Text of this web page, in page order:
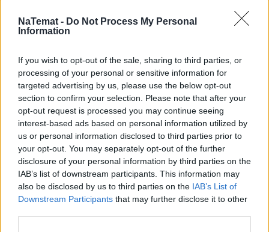
NaTemat - Do Not Process My Personal
Information
If you wish to opt-out of the sale, sharing to third parties, or
processing of your personal or sensitive information for
targeted advertising by us, please use the below opt-out
section to confirm your selection. Please note that after your
opt-out request is processed you may continue seeing
interest-based ads based on personal information utilized by
us or personal information disclosed to third parties prior to
your opt-out. You may separately opt-out of the further
disclosure of your personal information by third parties on the
IAB’s list of downstream participants. This information may
also be disclosed by us to third parties on the IAB’s List of
Downstream Participants that may further disclose it to other